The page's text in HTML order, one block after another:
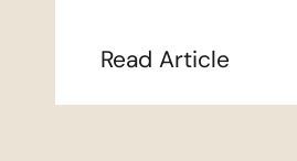
Read Article